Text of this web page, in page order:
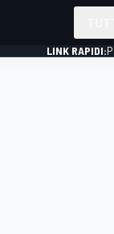
LINK RAPIDI: